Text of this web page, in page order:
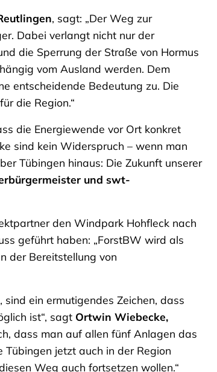
, sagt: „Der Weg zur
Dabei verlangt nicht nur der
die Sperrung der Straße von Hormus
vom Ausland werden. Dem
entscheidende Bedeutung zu. Die
die Region.“
die Energiewende vor Ort konkret
sind kein Widerspruch – wenn man
Tübingen hinaus: Die Zukunft unserer
und swt-
den Windpark Hohfleck nach
geführt haben: „ForstBW wird als
der Bereitstellung von
ein ermutigendes Zeichen, dass
ist“, sagt Ortwin Wiebecke,
dass man auf allen fünf Anlagen das
jetzt auch in der Region
Weg auch fortsetzen wollen.“